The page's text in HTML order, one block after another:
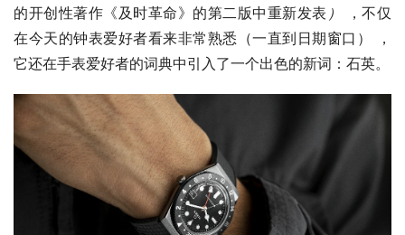
的开创性著作《及时革命》的第二版中重新发表 ）
，不仅
在今天的钟表爱好者看来非常熟悉（一直到日期窗口） ，
它还在手表爱好者的词典中引入了一个出色的新词：石英。